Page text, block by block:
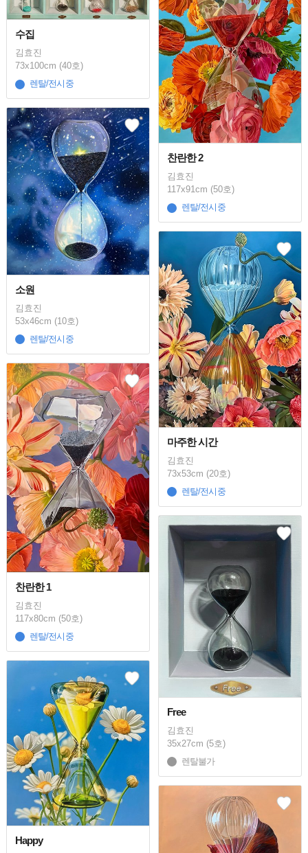
수집
김효진
73x100cm (40호)
렌탈/전시중
찬란한 2
김효진
117x91cm (50호)
렌탈/전시중
소원
김효진
53x46cm (10호)
렌탈/전시중
마주한 시간
김효진
73x53cm (20호)
렌탈/전시중
찬란한 1
김효진
117x80cm (50호)
렌탈/전시중
Free
김효진
35x27cm (5호)
렌탈불가
Happy